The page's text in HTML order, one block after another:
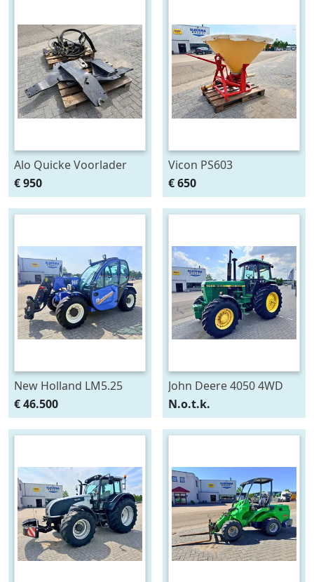
Alo Quicke Voorlader
aanbouwdelen T6000
Delta
€ 950
Vicon PS603
Pendelstrooier
€ 650
New Holland LM5.25
Verreiker
€ 46.500
John Deere 4050 4WD
N.o.t.k.